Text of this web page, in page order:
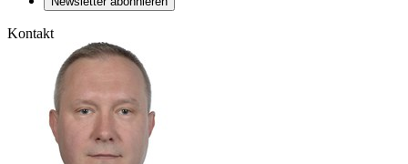
Kontakt